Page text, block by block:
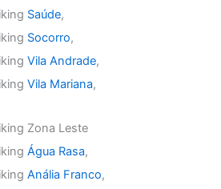
Saúde,
Socorro,
Vila Andrade,
Vila Mariana,
Zona Leste
Água Rasa,
Anália Franco,